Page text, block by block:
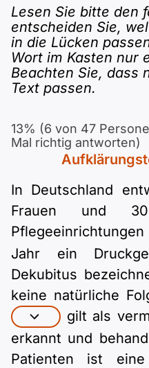
telc
Goethe
ÖSD
Türkisch
Ukrainisch
Russisch
Polnisch
A1 telc
A1 Goethe
A2 DTZ
A2 telc
A2 ÖIF
B1 Allgemein
B1 DTZ
B1 telc
B1 Goethe
B1 ÖIF
B1 ÖSD
B1 Pflege (telc)
B2
B2 Allgemein
B2 Beruf
B2 Goethe
B2 Pflege (telc)
Blog
Mehr Tools
Online-Kurse
Einbürgerungstest
Spiele
Schulen & Kurse
Lebenslauf erstellen
Lesen Sie bitte den
entscheiden Sie,
in die Lücken
Wort im Kasten nur
Beachten Sie, dass
Text passen.
13% (6 von 47
Mal richtig antworten)
In Deutschland
Frauen und
Pflegeeinrichtungen
Jahr ein
Dekubitus
keine natürliche
gilt als
erkannt und
Patienten ist